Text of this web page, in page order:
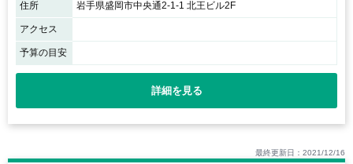
住所 岩手県盛岡市中央通2-1-1 北王ビル2F
アクセス
予算の目安
詳細を見る
最終更新日：2021/12/16